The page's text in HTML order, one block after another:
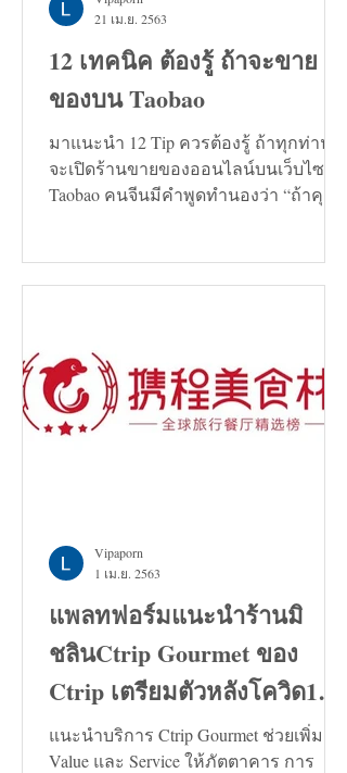
12 เทคนิค ต้องรู้ ถ้าจะขาย
ของบน Taobao
มาแนะนำ 12 Tip ควรต้องรู้ ถ้าทุกท่าน
จะเปิดร้านขายของออนไลน์บนเว็บไซต์
Taobao คนจีนมีคำพูดทำนองว่า “ถ้าคุณ
21 เม.ย. 2563
แพลทฟอร์มแนะนำร้านมิ
ชลินCtrip Gourmet ของ
Ctrip เตรียมตัวหลังโควิด19
คลี่คลาย
แนะนำบริการ Ctrip Gourmet ช่วยเพิ่ม
Value และ Service ให้ภัตตาคาร การ
Vipaporn
1 เม.ย. 2563